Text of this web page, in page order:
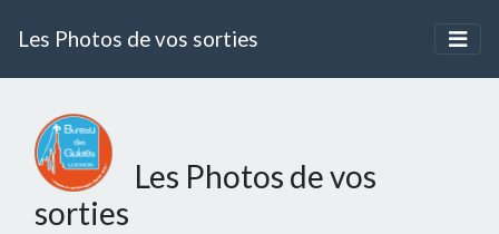
Les Photos de vos sorties
Les Photos de vos
sorties